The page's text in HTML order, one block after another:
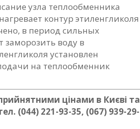
узла теплообменника
контур этиленгликоля
в период сильных
заморозить воду в
установлен
на теплообменник
цінами в Києві та
(044) 221-93-35, (067) 939-29-